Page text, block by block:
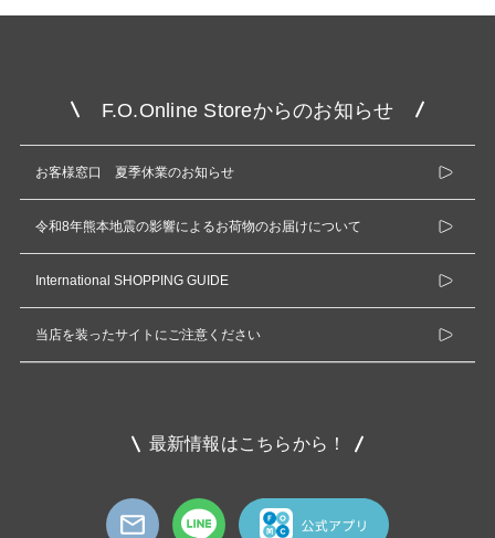
F.O.Online Storeからのお知らせ
お客様窓口 夏季休業のお知らせ
令和8年熊本地震の影響によるお荷物のお届けについて
International SHOPPING GUIDE
当店を装ったサイトにご注意ください
最新情報はこちらから！